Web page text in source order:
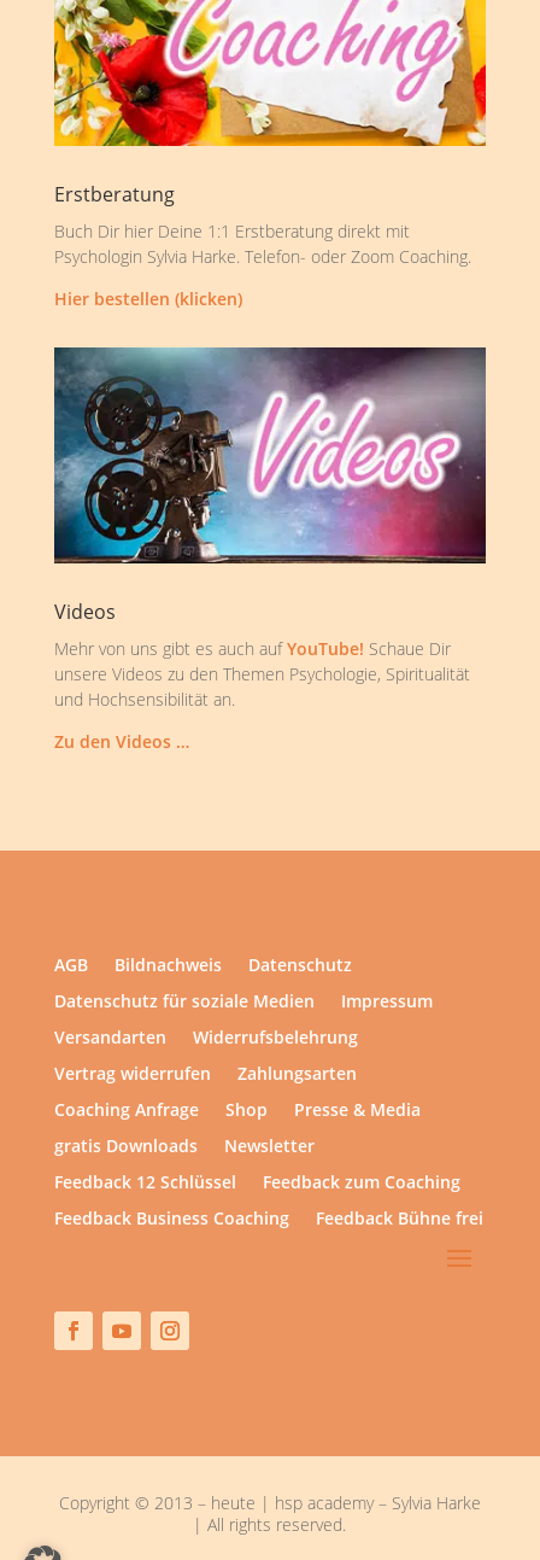
Erstberatung
Buch Dir hier Deine 1:1 Erstberatung direkt mit
Psychologin Sylvia Harke. Telefon- oder Zoom Coaching.
Hier bestellen (klicken)
Videos
Mehr von uns gibt es auch aufYouTube! Schaue Dir
unsere Videos zu den Themen Psychologie, Spiritualität
und Hochsensibilität an.
Zu den Videos …
AGB Bildnachweis
Datenschutz
Datenschutz für soziale Medien
Impressum
Versandarten
Widerrufsbelehrung
Vertrag widerrufen
Zahlungsarten
Coaching Anfrage
Shop
Presse & Media
gratis Downloads
Newsletter
Feedback 12 Schlüssel
Feedback zum Coaching
Feedback Business Coaching
Feedback Bühne frei
Copyright © 2013 – heute | hsp academy – Sylvia Harke
| All rights reserved.